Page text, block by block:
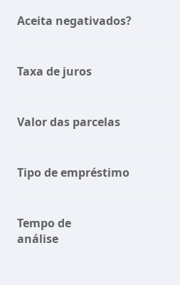
Aceita negativados?
Taxa de juros
Valor das parcelas
Tipo de empréstimo
Tempo de
análise